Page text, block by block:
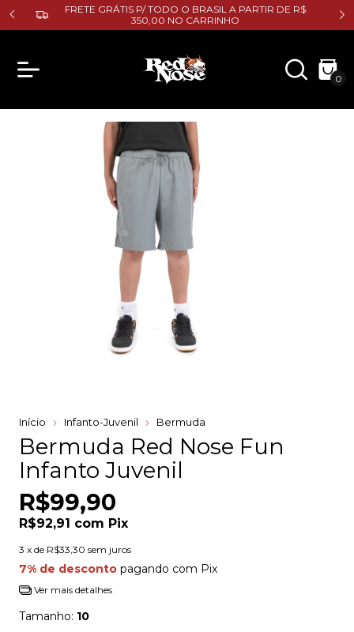
R$
FRETE GRÁTIS P/ TODO O BRASIL A PARTIR DE R$
350,00 NO CARRINHO
0
Início Infanto-Juvenil Bermuda
Bermuda Red Nose Fun
Infanto Juvenil
R$99,90
R$92,91 com Pix
3 x de R$33,30 sem juros
7% de desconto pagando com Pix
Ver mais detalhes
Tamanho: 10